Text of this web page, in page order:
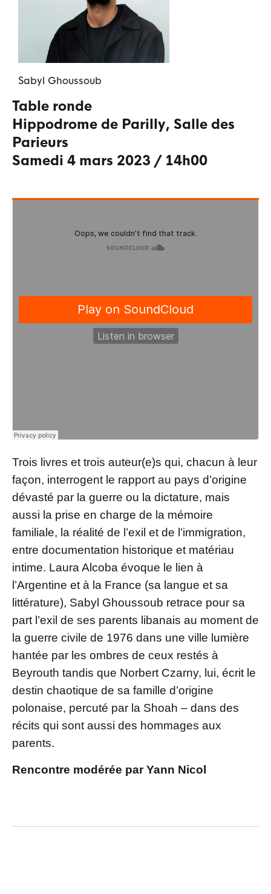
Sabyl Ghoussoub
Table ronde
Hippodrome de Parilly, Salle des
Parieurs
samedi 4 mars 2023 / 14h00
Trois livres et trois auteur(e)s qui, chacun à leur
façon, interrogent le rapport au pays d’origine
dévasté par la guerre ou la dictature, mais
aussi la prise en charge de la mémoire
familiale, la réalité de l’exil et de l’immigration,
entre documentation historique et matériau
intime. Laura Alcoba évoque le lien à
l’Argentine et à la France (sa langue et sa
littérature), Sabyl Ghoussoub retrace pour sa
part l’exil de ses parents libanais au moment de
la guerre civile de 1976 dans une ville lumière
hantée par les ombres de ceux restés à
Beyrouth tandis que Norbert Czarny, lui, écrit le
destin chaotique de sa famille d’origine
polonaise, percuté par la Shoah – dans des
récits qui sont aussi des hommages aux
parents.
Rencontre modérée par Yann Nicol